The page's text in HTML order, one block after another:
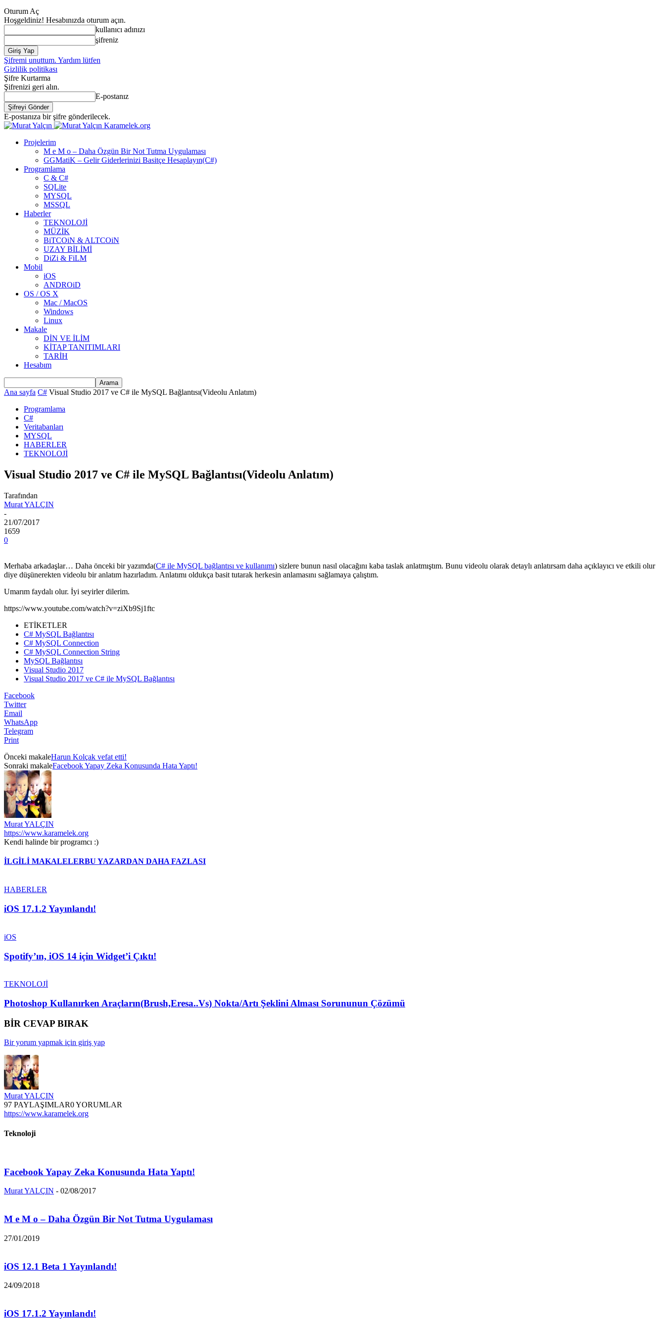
Oturum Aç
Hoşgeldiniz! Hesabınızda oturum açın.
kullanıcı adınızı
şifreniz
Şifremi unuttum. Yardım lütfen
Gizlilik politikası
Şifre Kurtarma
Şifrenizi geri alın.
E-postanız
E-postanıza bir şifre gönderilecek.
Karamelek.org
Projelerim
M e M o – Daha Özgün Bir Not Tutma Uygulaması
GGMatiK – Gelir Giderlerinizi Basitçe Hesaplayın(C#)
Programlama
C & C#
SQLite
MYSQL
MSSQL
Haberler
TEKNOLOJİ
MÜZİK
BiTCOiN & ALTCOiN
UZAY BİLİMİ
DiZi & FiLM
Mobil
iOS
ANDROiD
OS / OS X
Mac / MacOS
Windows
Linux
Makale
DİN VE İLİM
KİTAP TANITIMLARI
TARİH
Hesabım
Ana sayfa C# Visual Studio 2017 ve C# ile MySQL Bağlantısı(Videolu Anlatım)
Programlama
C#
Veritabanları
MYSQL
HABERLER
TEKNOLOJİ
Visual Studio 2017 ve C# ile MySQL Bağlantısı(Videolu Anlatım)
Tarafından
Murat YALÇIN
-
21/07/2017
1659
0
Merhaba arkadaşlar… Daha önceki bir yazımda(C# ile MySQL bağlantısı ve kullanımı) sizlere bunun nasıl olacağını kaba taslak anlatmıştım. Bunu videolu olarak detaylı anlatırsam daha açıklayıcı ve etkili olur
diye düşünerekten videolu bir anlatım hazırladım. Anlatımı oldukça basit tutarak herkesin anlamasını sağlamaya çalıştım.
Umarım faydalı olur. İyi seyirler dilerim.
https://www.youtube.com/watch?v=ziXb9Sj1ftc
ETİKETLER
C# MySQL Bağlantısı
C# MySQL Connection
C# MySQL Connection String
MySQL Bağlantısı
Visual Studio 2017
Visual Studio 2017 ve C# ile MySQL Bağlantısı
Facebook
Twitter
Email
WhatsApp
Telegram
Print
Önceki makaleHarun Kolçak vefat etti!
Sonraki makaleFacebook Yapay Zeka Konusunda Hata Yaptı!
Murat YALÇIN
https://www.karamelek.org
Kendi halinde bir programcı :)
İLGİLİ MAKALELERBU YAZARDAN DAHA FAZLASI
HABERLER
iOS 17.1.2 Yayınlandı!
iOS
Spotify’ın, iOS 14 için Widget’i Çıktı!
TEKNOLOJİ
Photoshop Kullanırken Araçların(Brush,Eresa..Vs) Nokta/Artı Şeklini Alması Sorununun Çözümü
BİR CEVAP BIRAK
Bir yorum yapmak için giriş yap
Murat YALÇIN
97 PAYLAŞIMLAR0 YORUMLAR
https://www.karamelek.org
Teknoloji
Facebook Yapay Zeka Konusunda Hata Yaptı!
Murat YALÇIN - 02/08/2017
M e M o – Daha Özgün Bir Not Tutma Uygulaması
27/01/2019
iOS 12.1 Beta 1 Yayınlandı!
24/09/2018
iOS 17.1.2 Yayınlandı!